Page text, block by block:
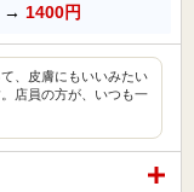
→ 1400円
、皮膚にもいいみたい
店員の方が、いつも一